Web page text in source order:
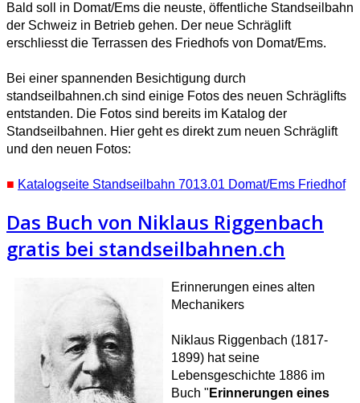
Bald soll in Domat/Ems die neuste, öffentliche Standseilbahn
der Schweiz in Betrieb gehen. Der neue Schräglift
erschliesst die Terrassen des Friedhofs von Domat/Ems.
Bei einer spannenden Besichtigung durch
standseilbahnen.ch sind einige Fotos des neuen Schräglifts
entstanden. Die Fotos sind bereits im Katalog der
Standseilbahnen. Hier geht es direkt zum neuen Schräglift
und den neuen Fotos:
■ Katalogseite Standseilbahn 7013.01 Domat/Ems Friedhof
Das Buch von Niklaus Riggenbach
gratis bei standseilbahnen.ch
Erinnerungen eines alten
Mechanikers
Niklaus Riggenbach (1817-
1899) hat seine
Lebensgeschichte 1886 im
Buch " Erinnerungen eines